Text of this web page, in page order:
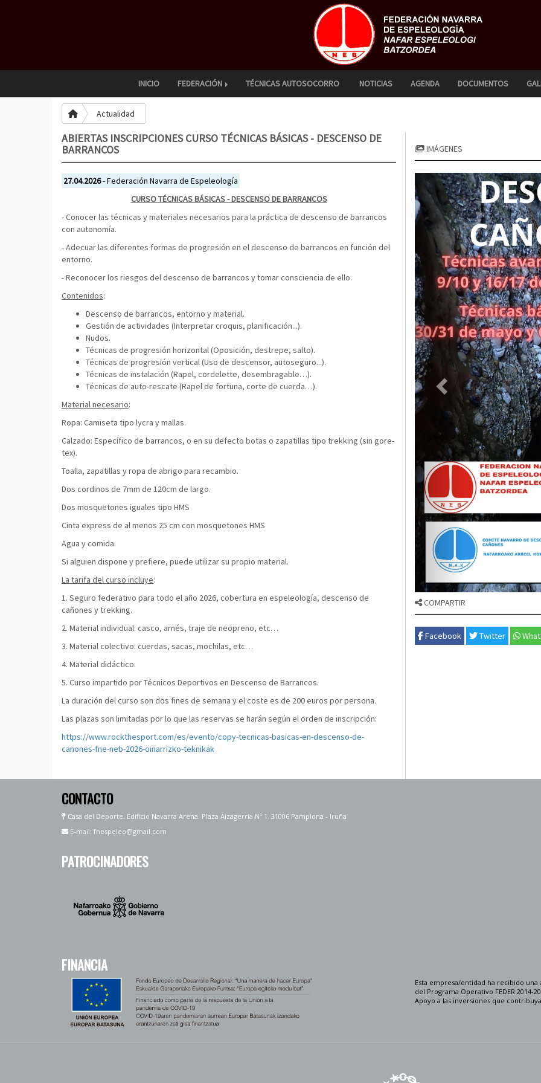
INICIO FEDERACIÓN TÉCNICAS AUTOSOCORRO NOTICIAS AGENDA DOCUMENTOS
Actualidad
ABIERTAS INSCRIPCIONES CURSO TÉCNICAS BÁSICAS - DESCENSO DE
BARRANCOS
27.04.2026- Federación Navarra de Espeleología
CURSO TÉCNICAS BÁSICAS - DESCENSO DE BARRANCOS
- Conocer las técnicas y materiales necesarios para la práctica de descenso de barrancos
con autonomía.
- Adecuar las diferentes formas de progresión en el descenso de barrancos en función del
entorno.
- Reconocer los riesgos del descenso de barrancos y tomar consciencia de ello.
Contenidos:
Descenso de barrancos, entorno y material.
Gestión de actividades (Interpretar croquis, planificación...).
Nudos.
Técnicas de progresión horizontal (Oposición, destrepe, salto).
Técnicas de progresión vertical (Uso de descensor, autoseguro...).
Técnicas de instalación (Rapel, cordelette, desembragable…).
Técnicas de auto-rescate (Rapel de fortuna, corte de cuerda…).
Material necesario:
Ropa: Camiseta tipo lycra y mallas.
Calzado: Específico de barrancos, o en su defecto botas o zapatillas tipo trekking (sin gore-
tex).
Toalla, zapatillas y ropa de abrigo para recambio.
Dos cordinos de 7mm de 120cm de largo.
Dos mosquetones iguales tipo HMS
Cinta express de al menos 25 cm con mosquetones HMS
Agua y comida.
Si alguien dispone y prefiere, puede utilizar su propio material.
La tarifa del curso incluye:
1. Seguro federativo para todo el año 2026, cobertura en espeleología, descenso de
cañones y trekking.
2. Material individual: casco, arnés, traje de neopreno, etc…
3. Material colectivo: cuerdas, sacas, mochilas, etc…
4. Material didáctico.
5. Curso impartido por Técnicos Deportivos en Descenso de Barrancos.
La duración del curso son dos fines de semana y el coste es de 200 euros por persona.
Las plazas son limitadas por lo que las reservas se harán según el orden de inscripción:
https://www.rockthesport.com/es/evento/copy-tecnicas-basicas-en-descenso-de-
canones-fne-neb-2026-oinarrizko-teknikak
IMÁGENES
COMPARTIR
Facebook Twitter
CONTACTO
Casa del Deporte. Edificio Navarra Arena. Plaza Aizagerria Nº 1. 31006 Pamplona - Iruña
E-mail: fnespeleo@gmail.com
PATROCINADORES
FINANCIA
Esta empresa/entidad ha recibido una
del Programa Operativo FEDER 2014-
Apoyo a las inversiones que